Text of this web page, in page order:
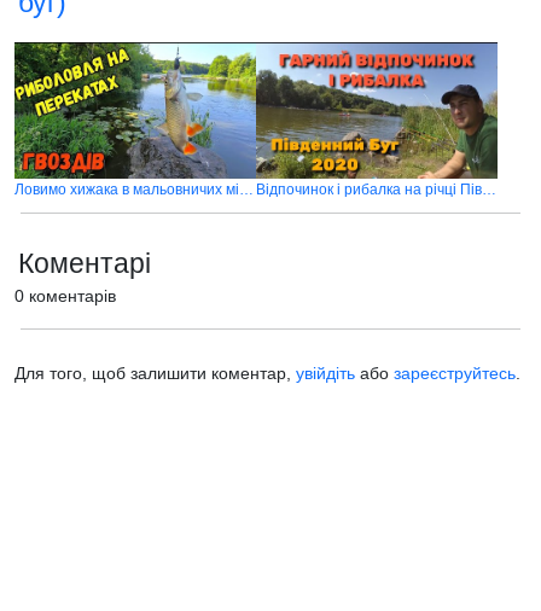
Ловимо хижака в мальовничих місцях річки Південний буг біля села Гвоздів Відпочинок і рибалка на річці Південний буг у селі Воробіївка
Коментарі
0 коментарів
Для того, щоб залишити коментар, увійдіть або зареєструйтесь